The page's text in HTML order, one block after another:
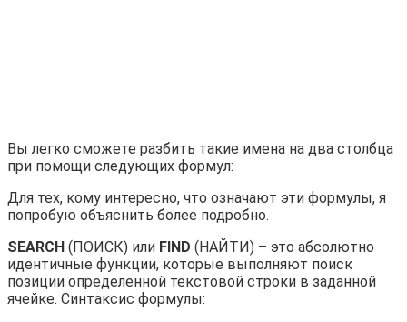
Вы легко сможете разбить такие имена на два столбца
при помощи следующих формул:
Для тех, кому интересно, что означают эти формулы, я
попробую объяснить более подробно.
SEARCH (ПОИСК) или FIND (НАЙТИ) – это абсолютно
идентичные функции, которые выполняют поиск
позиции определенной текстовой строки в заданной
ячейке. Синтаксис формулы: